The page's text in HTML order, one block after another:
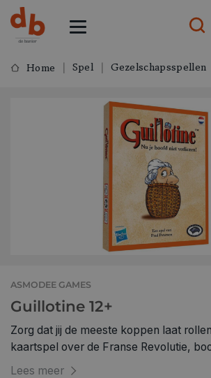
ofaanmelden
Home Spel Gezelschapsspellen
ASMODEE GAMES
Guillotine 12+
Zorg dat jij de meeste koppen laat
kaartspel over de Franse Revolutie,
humor. Spelers bedienen de guillotine
Lees meer